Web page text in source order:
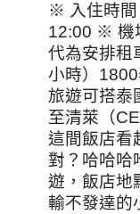
※ 入住時間
12:00 ※ 機
代為安排租
小時）
旅遊可搭泰
至清萊（
這間飯店看
對？哈哈
遊，飯店地
輸不發達的